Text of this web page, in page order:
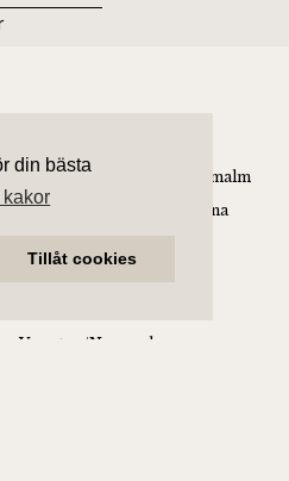
din bästa
kakor
Tillåt cookies
Gärdet/Hjorthagen/Östermalm
Kungsholmen/Essingeöarna
Vasastan/Norrmalm